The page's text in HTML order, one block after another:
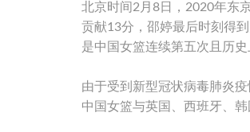
北京时间2月8日，2020年东
贡献13分，邵婷最后时刻得
是中国女篮连续第五次且历史
由于受到新型冠状病毒肺炎
中国女篮与英国、西班牙、